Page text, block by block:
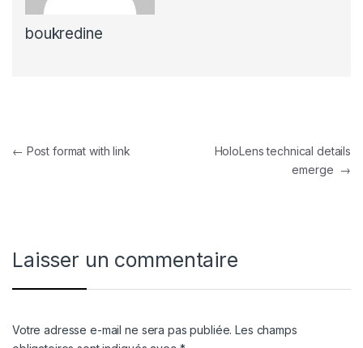
boukredine
Navigation de l’article
← Post format with link
HoloLens technical details
emerge →
Laisser un commentaire
Votre adresse e-mail ne sera pas publiée. Les champs